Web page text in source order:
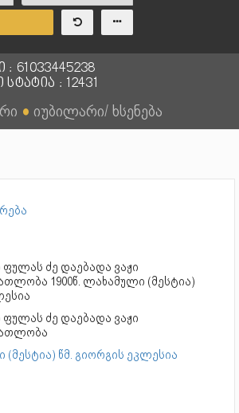
61033445238
: 12431
● იუბილარი/ ხსენება
ძე დაებადა ვაჟი
1900წ. ლახამული (მესტია)
ძე დაებადა ვაჟი
(მესტია) წმ. გიორგის ეკლესია